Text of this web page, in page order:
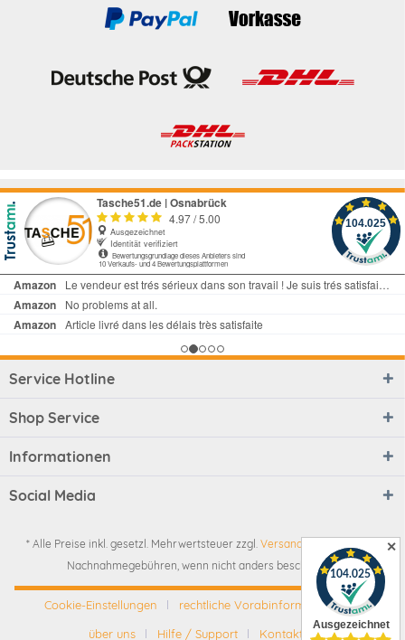
✕
Service Hotline
Shop Service
Informationen
Social Media
* Alle Preise inkl. gesetzl. Mehrwertsteuer zzgl. Versandkosten
Nachnahmegebühren, wenn nicht anders beschrieben
Cookie-Einstellungen
rechtliche Vorabinformationen
über uns
Hilfe / Support Kontakt